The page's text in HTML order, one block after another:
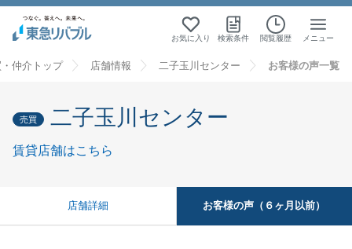
お気に入り 検索条件 閲覧履歴 メニュー
仲介トップ 店舗情報 二子玉川センター お客様の声一覧
売買 二子玉川センター
賃貸店舗はこちら
店舗詳細 お客様の声（６ヶ月以前）